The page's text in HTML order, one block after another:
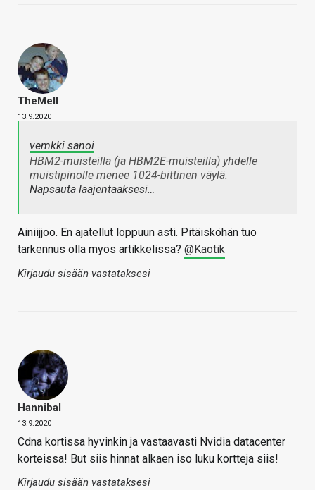
TheMeII
13.9.2020
vemkki sanoi
HBM2-muisteilla (ja HBM2E-muisteilla) yhdelle
muistipinolle menee 1024-bittinen väylä.
Napsauta laajentaaksesi…
Ainiijjoo. En ajatellut loppuun asti. Pitäisköhän tuo
tarkennus olla myös artikkelissa? @Kaotik
Kirjaudu sisään vastataksesi
Hannibal
13.9.2020
Cdna kortissa hyvinkin ja vastaavasti Nvidia datacenter
korteissa! But siis hinnat alkaen iso luku kortteja siis!
Kirjaudu sisään vastataksesi